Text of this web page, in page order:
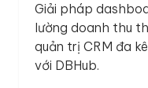
Giải pháp
lường doanh thu
quản trị CRM đa
với DBHub.